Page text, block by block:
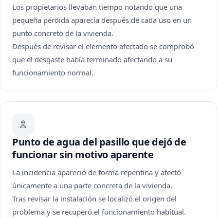
Los propietarios llevaban tiempo notando que una
pequeña pérdida aparecía después de cada uso en un
punto concreto de la vivienda.
Después de revisar el elemento afectado se comprobó
que el desgaste había terminado afectando a su
funcionamiento normal.
🚿
Punto de agua del pasillo que dejó de
funcionar sin motivo aparente
La incidencia apareció de forma repentina y afectó
únicamente a una parte concreta de la vivienda.
Tras revisar la instalación se localizó el origen del
problema y se recuperó el funcionamiento habitual.